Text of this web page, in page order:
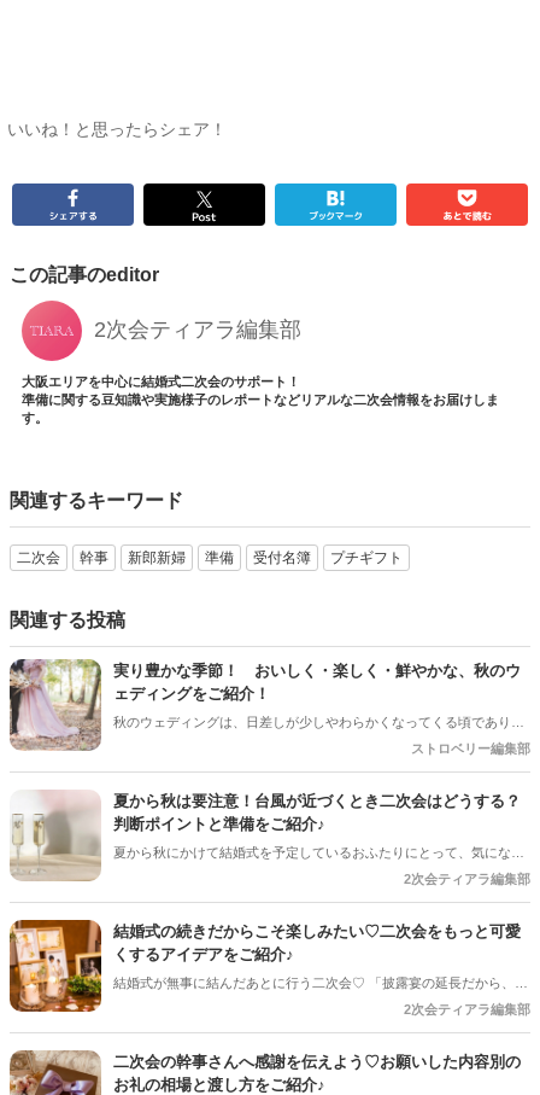
いいね！と思ったらシェア！
この記事のeditor
2次会ティアラ編集部
大阪エリアを中心に結婚式二次会のサポート！
準備に関する豆知識や実施様子のレポートなどリアルな二次会情報をお届けしま
す。
関連するキーワード
二次会 幹事 新郎新婦 準備 受付名簿 プチギフト
関連する投稿
実り豊かな季節！ おいしく・楽しく・鮮やかな、秋のウ
ェディングをご紹介！
秋のウェディングは、日差しが少しやわらかくなってくる頃であり、
色々なことへの行動的がみなぎってくる季節。同時に、おいしいもの
クして準備を進めましょう♪
ストロベリー編集部
夏から秋は要注意！台風が近づくとき二次会はどうする？
判断ポイントと準備をご紹介♪
夏から秋にかけて結婚式を予定しているおふたりにとって、気になる
のが台風の影響。 結婚式は予定通り開催できそうだけど、「二次会は
むケースも少なくありません＊ 今回は、台風が近づいているときに二
次会を開催するか判断するポイントや、事前に準備しておきたいこと
をご紹介します＊
2次会ティアラ編集部
結婚式の続きだからこそ楽しみたい♡二次会をもっと可愛
くするアイデアをご紹介♪
結婚式が無事に結んだあとに行う二次会♡ 「披露宴の延長だから、あ
まり準備しなくても大丈夫」と思っていませんか？ 実は、少しアイデ
になります♪ 結婚式とは違った雰囲気でゲストとゆっくり楽しめるの
も二次会ならではの魅力＊ 今回は、二次会をもっと可愛く、おふたり
2次会ティアラ編集部
二次会の幹事さんへ感謝を伝えよう♡お願いした内容別の
お礼の相場と渡し方をご紹介♪